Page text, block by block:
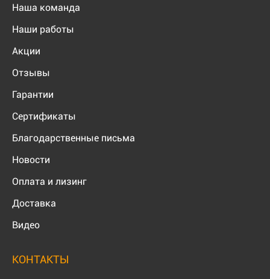
Наша команда
Наши работы
Акции
Отзывы
Гарантии
Сертификаты
Благодарственные письма
Новости
Оплата и лизинг
Доставка
Видео
КОНТАКТЫ